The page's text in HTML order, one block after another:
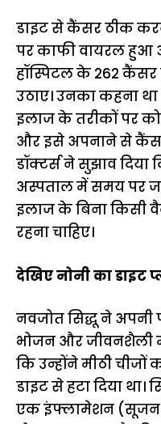
डाइट से कैंसर ठीक
पर काफी वायरल हुआ
हॉस्पिटल के 262 कैंसर
उठाए। उनका कहना था
इलाज के तरीकों पर
और इसे अपनाने से
डॉक्टर्स ने सुझाव
अस्पताल में समय पर
इलाज के बिना किसी
रहना चाहिए।
देखिए नोनी का डाइट
नवजोत सिद्धू ने
भोजन और जीवनशैली में
कि उन्होंने मीठी चीजों
डाइट से हटा दिया
एक इंफ्लामेशन (सूजन)